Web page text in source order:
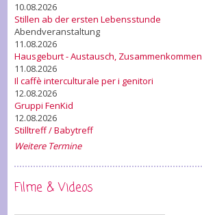
10.08.2026
Stillen ab der ersten Lebensstunde
Abendveranstaltung
11.08.2026
Hausgeburt - Austausch, Zusammenkommen
11.08.2026
Il caffè interculturale per i genitori
12.08.2026
Gruppi FenKid
12.08.2026
Stilltreff / Babytreff
Weitere Termine
Filme & Videos